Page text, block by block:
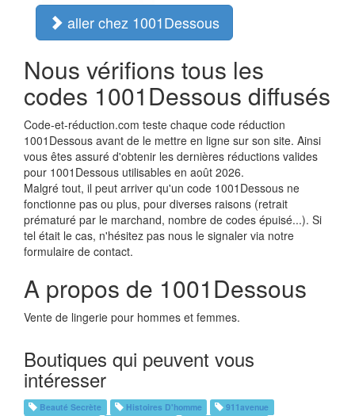
aller chez 1001Dessous
Nous vérifions tous les
codes 1001Dessous diffusés
Code-et-réduction.com teste chaque code réduction
1001Dessous avant de le mettre en ligne sur son site. Ainsi
vous êtes assuré d'obtenir les dernières réductions valides
pour 1001Dessous utilisables en août 2026.
Malgré tout, il peut arriver qu'un code 1001Dessous ne
fonctionne pas ou plus, pour diverses raisons (retrait
prématuré par le marchand, nombre de codes épuisé...). Si
tel était le cas, n'hésitez pas nous le signaler via notre
formulaire de contact.
A propos de 1001Dessous
Vente de lingerie pour hommes et femmes.
Boutiques qui peuvent vous
intéresser
Beauté Secrète Histoires D'homme
911avenue